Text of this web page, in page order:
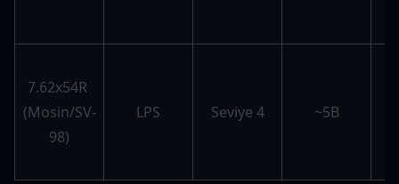
7.62x54R
(Mosin/SV-
98)
LPS Seviye 4 ~5B